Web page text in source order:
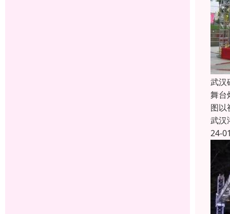
武汉
舞台
图以
武汉
24-